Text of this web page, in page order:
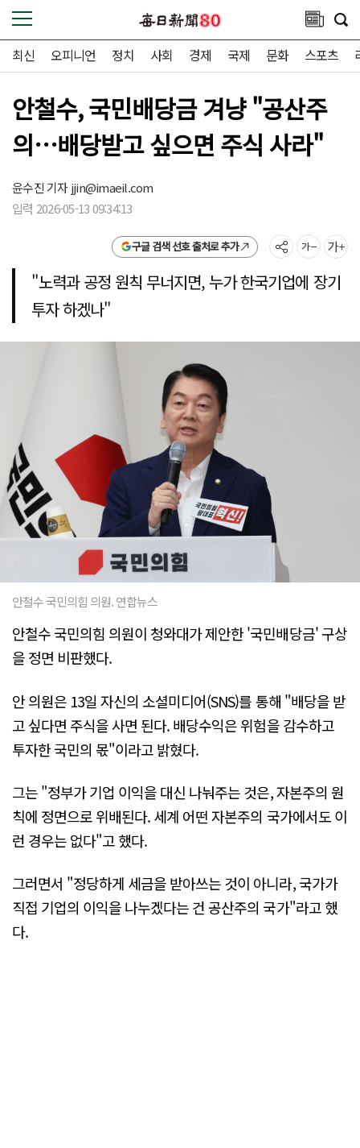
최신 오피니언 정치 사회 경제 국제 문화 스포츠
안철수, 국민배당금 겨냥 "공산주
의…배당받고 싶으면 주식 사라"
윤수진 기자jjin@imaeil.com
입력 2026-05-13 09:34:13
구글 검색 선호 출처로 추가
"노력과 공정 원칙 무너지면, 누가 한국기업에 장기
투자 하겠나"
안철수 국민의힘 의원. 연합뉴스
안철수 국민의힘 의원이 청와대가 제안한 '국민배당금' 구상
을 정면 비판했다.
안 의원은 13일 자신의 소셜미디어(SNS)를 통해 "배당을 받
고 싶다면 주식을 사면 된다. 배당수익은 위험을 감수하고
투자한 국민의 몫"이라고 밝혔다.
그는 "정부가 기업 이익을 대신 나눠주는 것은, 자본주의 원
칙에 정면으로 위배된다. 세계 어떤 자본주의 국가에서도 이
런 경우는 없다"고 했다.
그러면서 "정당하게 세금을 받아쓰는 것이 아니라, 국가가
직접 기업의 이익을 나누겠다는 건 공산주의 국가"라고 했
다.